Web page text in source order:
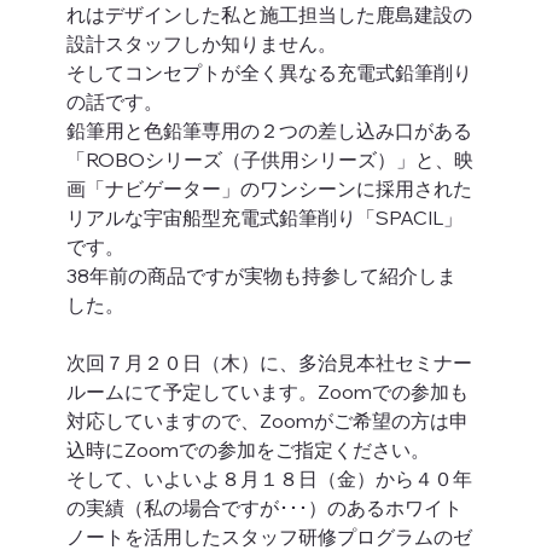
れはデザインした私と施工担当した鹿島建設の
設計スタッフしか知りません。
そしてコンセプトが全く異なる充電式鉛筆削り
の話です。
鉛筆用と色鉛筆専用の２つの差し込み口がある
「ROBOシリーズ（子供用シリーズ）」と、映
画「ナビゲーター」のワンシーンに採用された
リアルな宇宙船型充電式鉛筆削り「SPACIL」
です。
38年前の商品ですが実物も持参して紹介しま
した。
次回７月２０日（木）に、多治見本社セミナー
ルームにて予定しています。Zoomでの参加も
対応していますので、Zoomがご希望の方は申
込時にZoomでの参加をご指定ください。
そして、いよいよ８月１８日（金）から４０年
の実績（私の場合ですが･･･）のあるホワイト
ノートを活用したスタッフ研修プログラムのゼ